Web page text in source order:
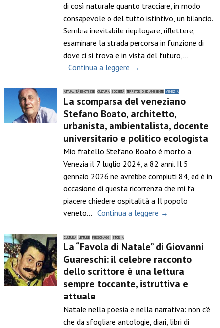
di così naturale quanto tracciare, in modo
consapevole o del tutto istintivo, un bilancio.
Sembra inevitabile riepilogare, riflettere,
esaminare la strada percorsa in funzione di
dove ci si trova e in vista del futuro,…
Continua a leggere →
ATTUALITÀ E NOTIZIE CULTURA SOCIETÀ TERRITORIO ED AMBIENTE VENEZIA
La scomparsa del veneziano
Stefano Boato, architetto,
urbanista, ambientalista, docente
universitario e politico ecologista
Mio fratello Stefano Boato è morto a
Venezia il 7 luglio 2024, a 82 anni. Il 5
gennaio 2026 ne avrebbe compiuti 84, ed è in
occasione di questa ricorrenza che mi fa
piacere chiedere ospitalità a Il popolo
veneto… Continua a leggere →
CULTURA LETTURE PERSONAGGI STORIA
La “Favola di Natale” di Giovanni
Guareschi: il celebre racconto
dello scrittore è una lettura
sempre toccante, istruttiva e
attuale
Natale nella poesia e nella narrativa: non c’è
che da sfogliare antologie, diari, libri di